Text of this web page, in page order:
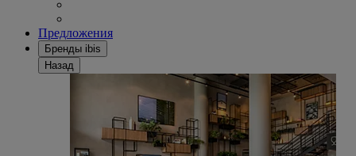
Предложения
Бренды ibis
Назад